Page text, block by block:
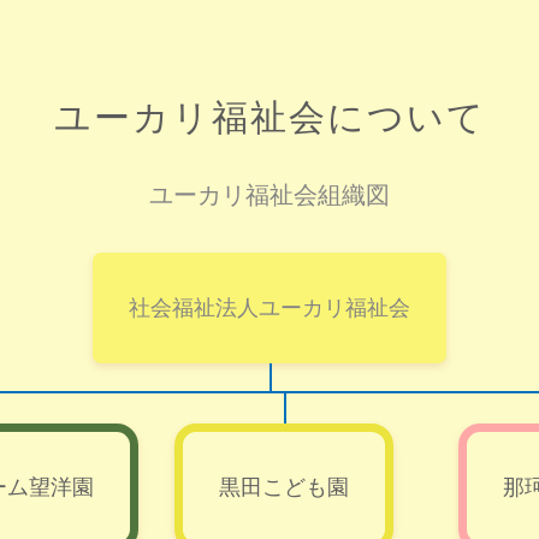
ユーカリ福祉会について
ユーカリ福祉会組織図
社会福祉法人ユーカリ福祉会
ム望洋園 黒田こども園 那